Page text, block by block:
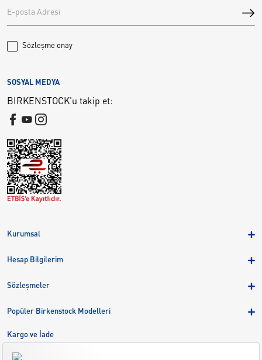
Sözleşme onay
Kurumsal
Birkenstock Group
Kariyer
Hesap Bilgilerim
Sipariş Takibi
Sözleşmeler
Kargo ve İade
Çerez Tercihlerini Yönetin
Popüler Birkenstock Modelleri
Kargo ve İade
Bize Ulaşın
SOSYAL MEDYA
BIRKENSTOCK'u takip et: